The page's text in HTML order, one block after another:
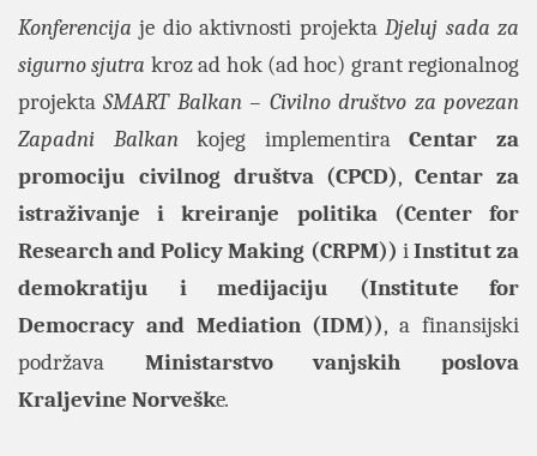
Konferencijaje dio aktivnosti projektaDjeluj sada za
sigurno sjutra kroz ad hok (ad hoc) grant regionalnog
projektaSMART Balkan – Civilno društvo za povezan
Zapadni Balkan kojeg implementiraCentar za
promociju civilnog društva (CPCD),Centar za
istraživanje i kreiranje politika (Center for
Research and Policy Making (CRPM)) iInstitut za
demokratiju i medijaciju (Institute for
Democracy and Mediation (IDM)), a finansijski
podržava Ministarstvo vanjskih poslova
Kraljevine Norveške.